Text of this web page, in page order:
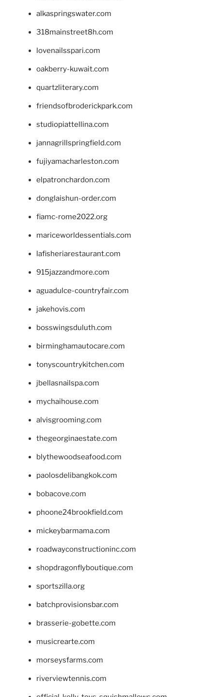
alkaspringswater.com
318mainstreet8h.com
lovenailsspari.com
oakberry-kuwait.com
quartzliterary.com
friendsofbroderickpark.com
studiopiattellina.com
jannagrillspringfield.com
fujiyamacharleston.com
elpatronchardon.com
donglaishun-order.com
fiamc-rome2022.org
mariceworldessentials.com
lafisheriarestaurant.com
915jazzandmore.com
aguadulce-countryfair.com
jakehovis.com
bosswingsduluth.com
birminghamautocare.com
tonyscountrykitchen.com
jbellasnailspa.com
mychaihouse.com
alvisgrooming.com
thegeorginaestate.com
blythewoodseafood.com
paolosdelibangkok.com
bobacove.com
phoone24brookfield.com
mickeybarmama.com
roadwayconstructioninc.com
shopdragonflyboutique.com
sportszilla.org
batchprovisionsbar.com
brasserie-gobette.com
musicrearte.com
morseysfarms.com
riverviewtennis.com